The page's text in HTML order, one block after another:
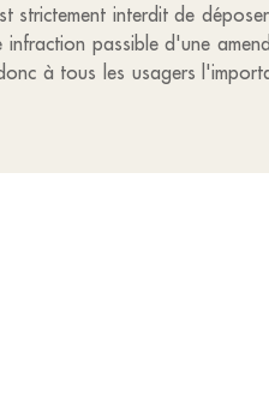
interdit de
passible d'une
à tous les usagers